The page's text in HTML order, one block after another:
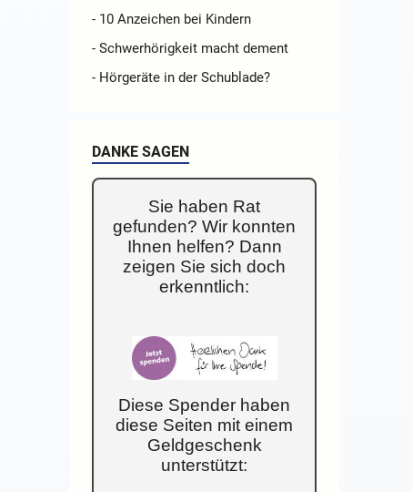
- 10 Anzeichen bei Kindern
- Schwerhörigkeit macht dement
- Hörgeräte in der Schublade?
DANKE SAGEN
Sie haben Rat
gefunden? Wir konnten
Ihnen helfen? Dann
zeigen Sie sich doch
erkenntlich:
Diese Spender haben
diese Seiten mit einem
Geldgeschenk
unterstützt: